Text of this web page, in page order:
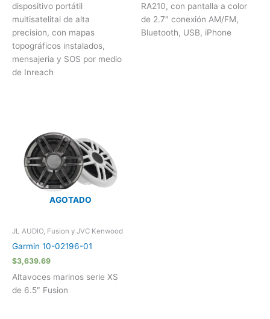
dispositivo portátil
multisatelital de alta
precision, con mapas
topográficos instalados,
mensajeria y SOS por medio
de Inreach
RA210, con pantalla a color
de 2.7″ conexión AM/FM,
Bluetooth, USB, iPhone
AGOTADO
JL AUDIO, Fusion y JVC Kenwood
Garmin 10-02196-01
$3,639.69
Altavoces marinos serie XS
de 6.5″ Fusion